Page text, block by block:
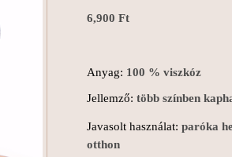
6,900 Ft
Anyag: 100 % viszkóz
Jellemző: több színben
Javasolt használat: paróka
otthon